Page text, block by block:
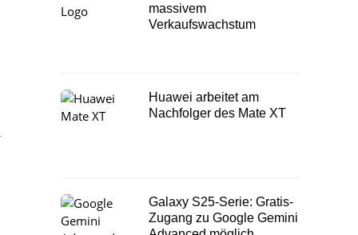
massivem
Verkaufswachstum
Huawei arbeitet am
Nachfolger des Mate XT
Galaxy S25-Serie: Gratis-
Zugang zu Google Gemini